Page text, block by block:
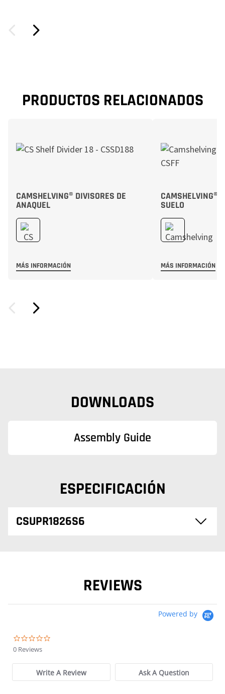
PRODUCTOS RELACIONADOS
CAMSHELVING® DIVISORES DE
ANAQUEL
MÁS INFORMACIÓN
CAMSHELVING®
SUELO
MÁS INFORMACIÓN
DOWNLOADS
Assembly Guide
ESPECIFICACIÓN
CSUPR1826S6
REVIEWS
Powered by
0 Reviews
Write A Review Ask A Question